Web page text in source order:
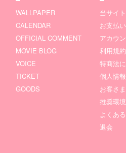
WALLPAPER
CALENDAR
OFFICIAL COMMENT
MOVIE BLOG
VOICE
TICKET
GOODS
当サイ
お支払
アカウ
利用規約
特商法
個人情
お客さ
推奨環境
よくあ
退会